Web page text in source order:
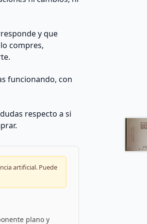
y que
compres,
funcionando, con
respecto a si
artificial. Puede
plano y